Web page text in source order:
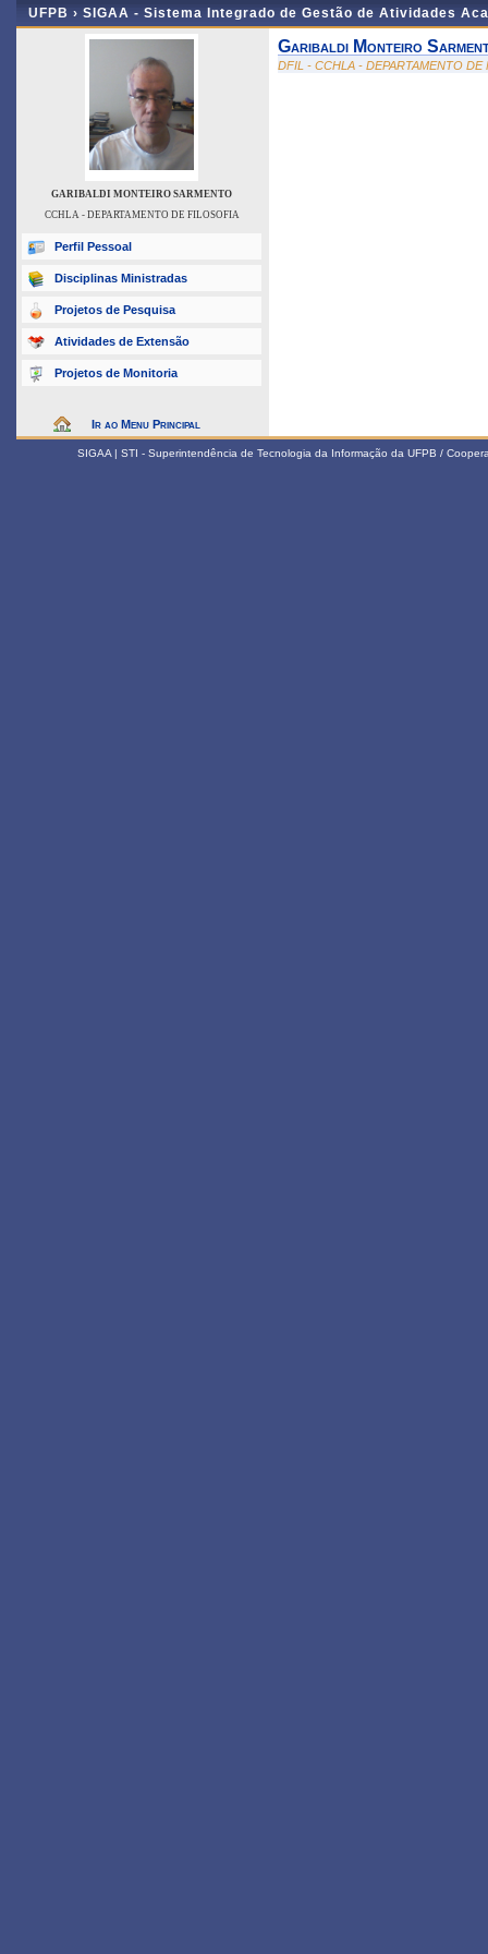
UFPB › SIGAA - Sistema Integrado de Gestão de Atividades
GARIBALDI MONTEIRO SARMENTO
CCHLA - DEPARTAMENTO DE FILOSOFIA
Perfil Pessoal
Disciplinas Ministradas
Projetos de Pesquisa
Atividades de Extensão
Projetos de Monitoria
Ir ao Menu Principal
Garibaldi Monteiro
DFIL - CCHLA - DEPARTAMENTO DE
SIGAA | STI - Superintendência de Tecnologia da Informação da UFPB /